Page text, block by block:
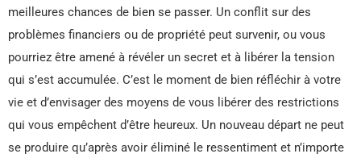
meilleures chances de bien se passer. Un conflit sur des
problèmes financiers ou de propriété peut survenir, ou vous
pourriez être amené à révéler un secret et à libérer la tension
qui s’est accumulée. C’est le moment de bien réfléchir à votre
vie et d’envisager des moyens de vous libérer des restrictions
qui vous empêchent d’être heureux. Un nouveau départ ne peut
se produire qu’après avoir éliminé le ressentiment et n’importe